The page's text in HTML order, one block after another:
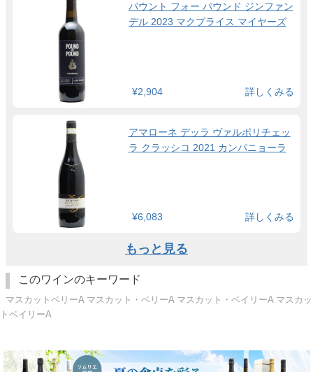
パウント フォー パウンド ジンファン
デル 2023 マクプライス マイヤーズ
¥2,904 詳しくみる
アマローネ デッラ ヴァルポリチェッ
ラ クラッシコ 2021 カンパニョーラ
¥6,083 詳しくみる
もっと見る
このワインのキーワード
マスカットベリーA マスカット・ベリーA マスカット・ベイリーA マスカッ
トベイリーA